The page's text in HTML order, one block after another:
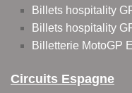
Billets hospitality
Billets hospitality
Billetterie MotoGP
Circuits Espagne